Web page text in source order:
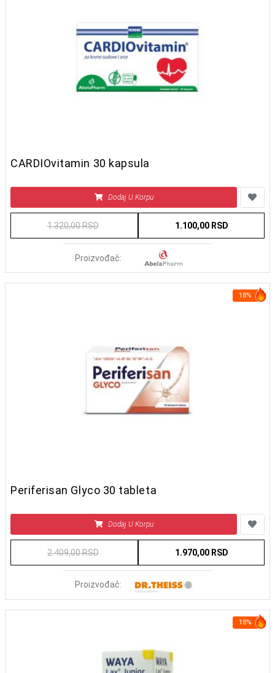
CARDIOvitamin 30 kapsula
Dodaj U Korpu
1.320,00 RSD 1.100,00 RSD
Proizvođač:
18%
Periferisan Glyco 30 tableta
Dodaj U Korpu
2.409,00 RSD 1.970,00 RSD
Proizvođač:
18%